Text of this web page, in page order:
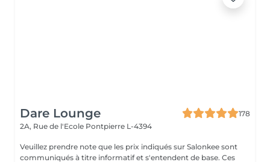
Dare Lounge
178
2A, Rue de l'Ecole Pontpierre L-4394
Veuillez prendre note que les prix indiqués sur Salonkee sont
communiqués à titre informatif et s'entendent de base. Ces